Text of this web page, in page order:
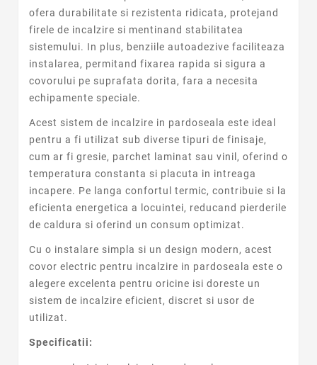
ofera durabilitate si rezistenta ridicata, protejand
firele de incalzire si mentinand stabilitatea
sistemului. In plus, benziile autoadezive faciliteaza
instalarea, permitand fixarea rapida si sigura a
covorului pe suprafata dorita, fara a necesita
echipamente speciale.
Acest sistem de incalzire in pardoseala este ideal
pentru a fi utilizat sub diverse tipuri de finisaje,
cum ar fi gresie, parchet laminat sau vinil, oferind o
temperatura constanta si placuta in intreaga
incapere. Pe langa confortul termic, contribuie si la
eficienta energetica a locuintei, reducand pierderile
de caldura si oferind un consum optimizat.
Cu o instalare simpla si un design modern, acest
covor electric pentru incalzire in pardoseala este o
alegere excelenta pentru oricine isi doreste un
sistem de incalzire eficient, discret si usor de
utilizat.
Specificatii: